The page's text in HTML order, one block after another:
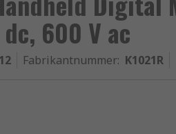
600 V ac
Fabrikantnummer: K1021R